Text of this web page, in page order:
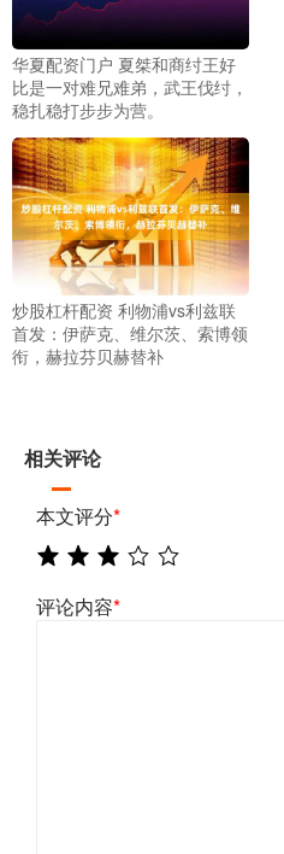
华夏配资门户 夏桀和商纣王好
比是一对难兄难弟，武王伐纣，
稳扎稳打步步为营。
炒股杠杆配资 利物浦vs利兹联
首发：伊萨克、维尔茨、索博领
衔，赫拉芬贝赫替补
相关评论
本文评分*
评论内容*